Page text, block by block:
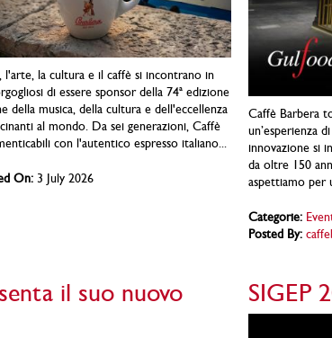
la cultura e il caffè si incontrano in
di essere sponsor della 74ª edizione
della musica, della cultura e dell'eccellenza
al mondo. Da sei generazioni, Caffè
con l'autentico espresso italiano...
On:3 July 2026
Caffè Barbera
un’esperienza
innovazione si
da oltre 150
aspettiamo per
Categorie:
Posted By:
il suo nuovo
SIGEP